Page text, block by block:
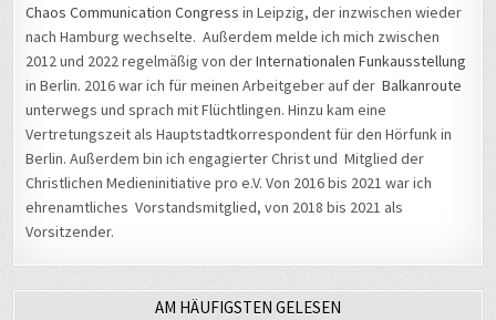
Chaos Communication Congress in Leipzig, der inzwischen wieder
nach Hamburg wechselte. Außerdem melde ich mich zwischen
2012 und 2022 regelmäßig von derInternationalen Funkausstellung
in Berlin. 2016 war ich für meinen Arbeitgeber auf derBalkanroute
unterwegs und sprach mit Flüchtlingen. Hinzu kam eine
Vertretungszeit als Hauptstadtkorrespondent für den Hörfunk in
Berlin. Außerdem bin ich engagierter Christ und Mitglied der
Christlichen Medieninitiative pro e.V. Von 2016 bis 2021 war ich
ehrenamtliches Vorstandsmitglied, von 2018 bis 2021 als
Vorsitzender.
AM HÄUFIGSTEN GELESEN